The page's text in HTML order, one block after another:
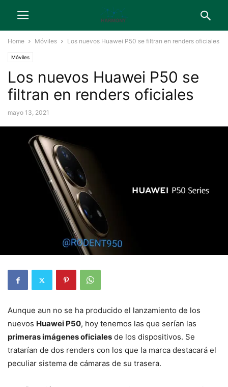
Home Móviles Los nuevos Huawei P50 se filtran en renders oficiales
Móviles
Los nuevos Huawei P50 se
filtran en renders oficiales
mayo 13, 2021
Aunque aun no se ha producido el lanzamiento de los
nuevos Huawei P50, hoy tenemos las que serían las
primeras imágenes oficiales de los dispositivos. Se
tratarían de dos renders con los que la marca destacará el
peculiar sistema de cámaras de su trasera.